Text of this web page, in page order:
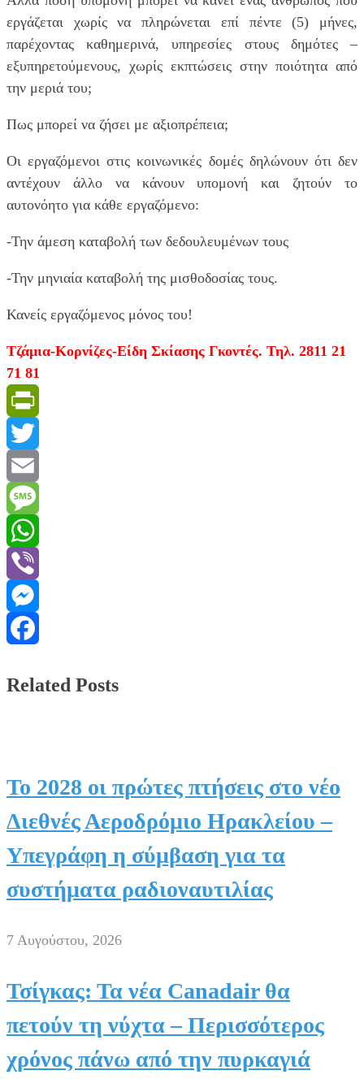
εργάζεται χωρίς να πληρώνεται επί πέντε (5) μήνες,
παρέχοντας καθημερινά, υπηρεσίες στους δημότες –
εξυπηρετούμενους, χωρίς εκπτώσεις στην ποιότητα από
την μεριά του;
Πως μπορεί να ζήσει με αξιοπρέπεια;
Οι εργαζόμενοι στις κοινωνικές δομές δηλώνουν ότι δεν
αντέχουν άλλο να κάνουν υπομονή και ζητούν το
αυτονόητο για κάθε εργαζόμενο:
-Την άμεση καταβολή των δεδουλευμένων τους
-Την μηνιαία καταβολή της μισθοδοσίας τους.
Κανείς εργαζόμενος μόνος του!
Τζάμια-Κορνίζες-Είδη Σκίασης Γκοντές. Τηλ. 2811 21
71 81
PrintFriendly
Twitter
Email
Message
WhatsApp
Viber
Messenger
Related Posts
Το 2028 οι πρώτες πτήσεις στο νέο
Διεθνές Αεροδρόμιο Ηρακλείου –
Υπεγράφη η σύμβαση για τα
συστήματα ραδιοναυτιλίας
7 Αυγούστου, 2026
Τσίγκας: Τα νέα Canadair θα
πετούν τη νύχτα – Περισσότερος
χρόνος πάνω από την πυρκαγιά